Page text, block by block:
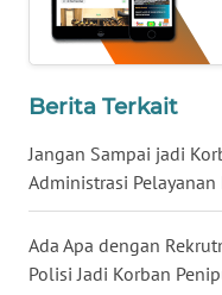
Berita Terkait
Jangan Sampai jadi
Administrasi Pelayanan
Ada Apa dengan
Polisi Jadi Korban
WN
LAMPUNG
WN
JATENG
WN
NUSANTARA
WN